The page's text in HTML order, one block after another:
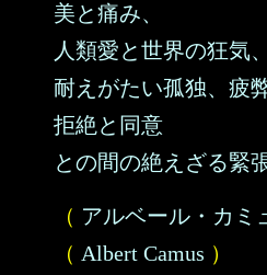
美と痛み、
人類愛と世界の狂気、
耐えがたい孤独、疲
拒絶と同意
との間の絶えざる緊
（ アルベール・カミ
（ Albert Camus ）